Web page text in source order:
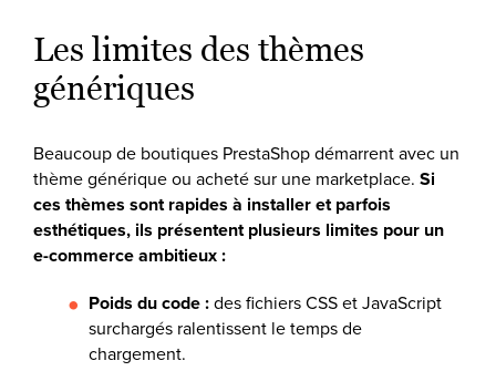
Les limites des thèmes
génériques
Beaucoup de boutiques PrestaShop démarrent avec un
thème générique ou acheté sur une marketplace. Si
ces thèmes sont rapides à installer et parfois
esthétiques, ils présentent plusieurs limites pour un
e-commerce ambitieux :
Poids du code :des fichiers CSS et JavaScript
surchargés ralentissent le temps de
chargement.